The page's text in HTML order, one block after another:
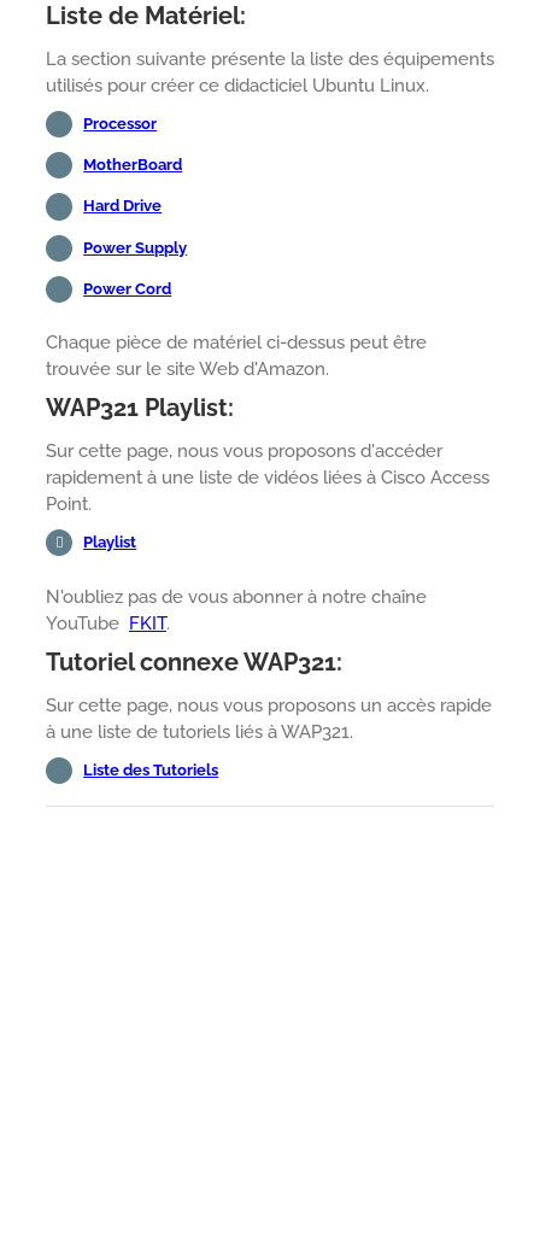
Liste de Matériel:
La section suivante présente la liste des équipements
utilisés pour créer ce didacticiel Ubuntu Linux.
Processor
MotherBoard
Hard Drive
Power Supply
Power Cord
Chaque pièce de matériel ci-dessus peut être
trouvée sur le site Web d'Amazon.
WAP321 Playlist:
Sur cette page, nous vous proposons d'accéder
rapidement à une liste de vidéos liées à Cisco Access
Point.
Playlist
N'oubliez pas de vous abonner à notre chaîne
YouTube FKIT.
Tutoriel connexe WAP321:
Sur cette page, nous vous proposons un accès rapide
à une liste de tutoriels liés à WAP321.
Liste des Tutoriels